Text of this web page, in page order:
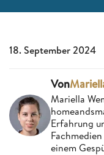
18. September 2024
Von
Mariella
Erfahrung
einem